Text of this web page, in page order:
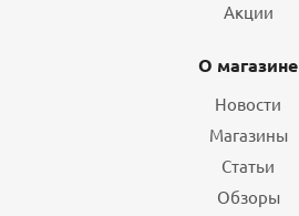
Акции
О магазине
Новости
Магазины
Статьи
Обзоры